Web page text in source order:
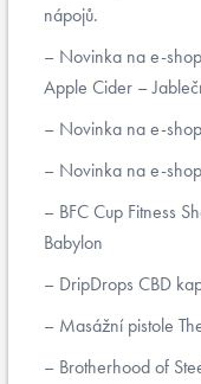
nápojů.
Novinka na e-
Apple Cider –
Novinka na e-
Novinka na e-
BFC Cup Fitness
Babylon
DripDrops CBD
Masážní pistole
Brotherhood of